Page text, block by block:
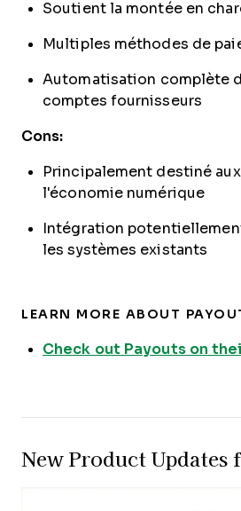
Soutient la montée en
Multiples méthodes de
Automatisation complète
comptes fournisseurs
Cons:
Principalement destiné
l'économie numérique
Intégration
les systèmes existants
LEARN MORE ABOUT
Check out Payouts on
New Product Updates